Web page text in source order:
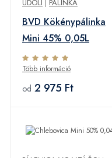
ÚDOLÍ PÁLINKA
BVD Kökénypálinka
Mini 45% 0,05L
Több információ
od 2 975 Ft